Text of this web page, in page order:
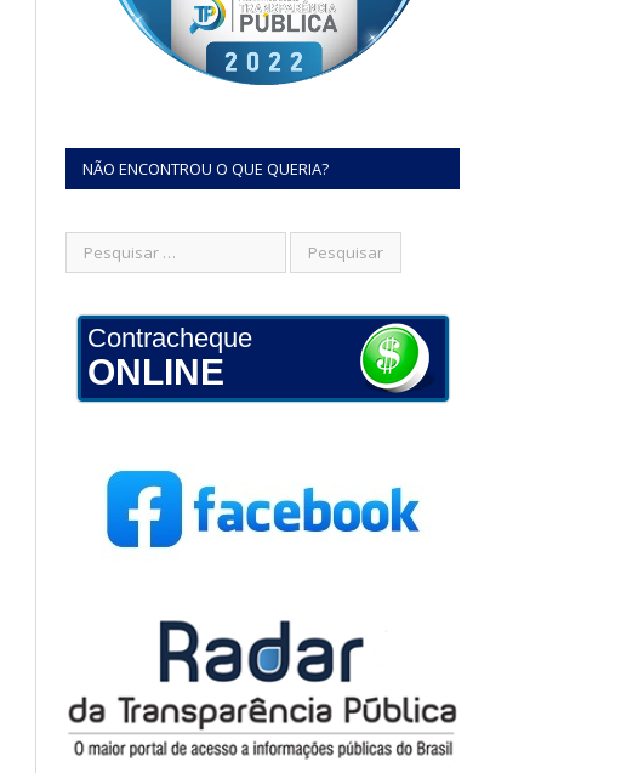
NÃO ENCONTROU O QUE QUERIA?
Contracheque
ONLINE